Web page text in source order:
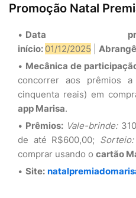
Promoção Natal
Data
início: 01/12/2025
Mecânica de
concorrer aos prêmios
cinquenta reais) em
app Marisa.
Prêmios: Vale-brinde:
de até R$600,00; Sorteio:
comprar usando o cartão
Site: